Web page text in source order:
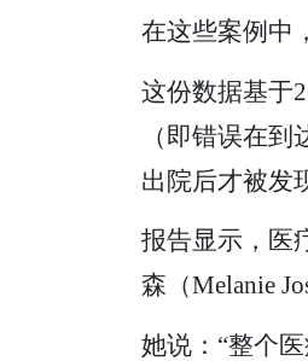
在这些案例中
这份数据基于
（即错误在
出院后才被发
报告显示，医
森（Melanie
她说：“整个